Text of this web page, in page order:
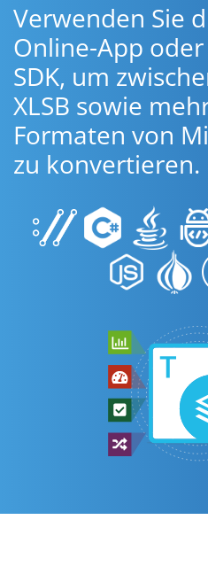
Verwenden Sie
Online-App
SDK, um
XLSB sowie
Formaten von
zu konvertieren.